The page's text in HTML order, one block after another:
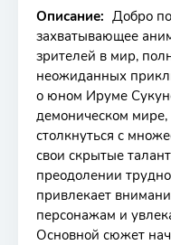
Описание: Добро
захватывающее
зрителей в мир,
неожиданных
о юном Ируме
демоническом мире,
столкнуться с
свои скрытые
преодолении
привлекает
персонажам и
Основной сюжет